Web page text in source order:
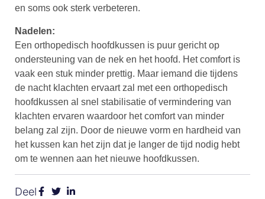
en soms ook sterk verbeteren.
Nadelen:
Een orthopedisch hoofdkussen is puur gericht op
ondersteuning van de nek en het hoofd. Het comfort is
vaak een stuk minder prettig. Maar iemand die tijdens
de nacht klachten ervaart zal met een orthopedisch
hoofdkussen al snel stabilisatie of vermindering van
klachten ervaren waardoor het comfort van minder
belang zal zijn. Door de nieuwe vorm en hardheid van
het kussen kan het zijn dat je langer de tijd nodig hebt
om te wennen aan het nieuwe hoofdkussen.
Deel